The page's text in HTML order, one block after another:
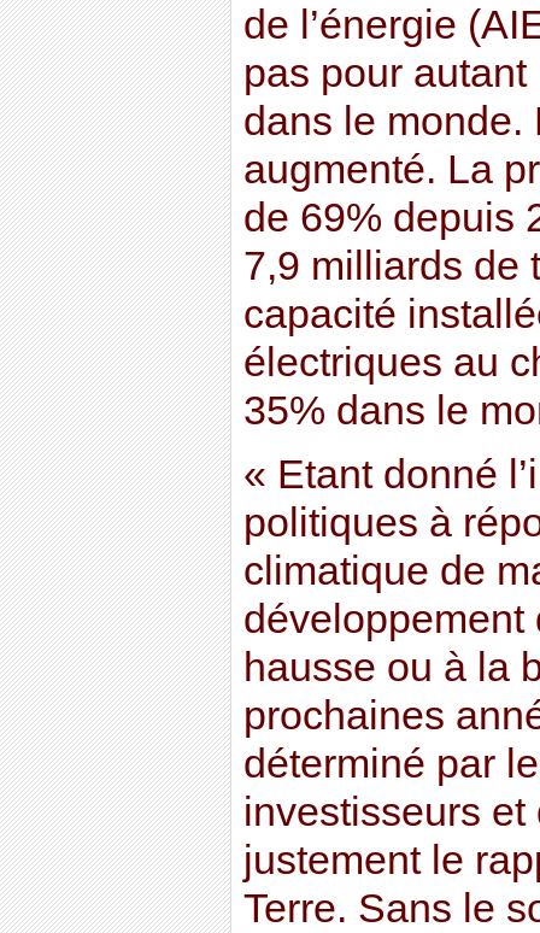
de l’énergie
pas pour
dans le monde.
augmenté. La
de 69% depuis
7,9 milliards de
capacité
électriques au
35% dans le
« Etant donné
politiques à
climatique de
développement
hausse ou à la
prochaines
déterminé par
investisseurs
justement le
Terre. Sans le